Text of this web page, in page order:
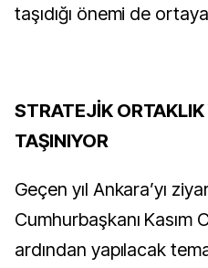
taşıdığı önemi de
STRATEJİK
TAŞINIYOR
Geçen yıl Ankara’yı
Cumhurbaşkanı Kasım
ardından yapılacak